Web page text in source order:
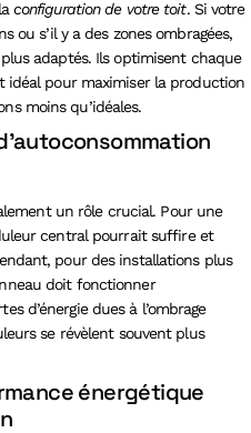
configuration de votre toit. Si votre
ou s’il y a des zones ombragées,
adaptés. Ils optimisent chaque
idéal pour maximiser la production
moins qu’idéales.
un rôle crucial. Pour une
central pourrait suffire et
pour des installations plus
doit fonctionner
d’énergie dues à l’ombrage
se révèlent souvent plus
énergétique